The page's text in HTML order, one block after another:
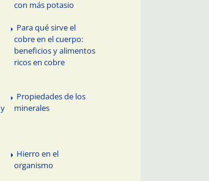
con más potasio
Para qué sirve el
cobre en el cuerpo:
beneficios y alimentos
ricos en cobre
Propiedades de los
minerales
Hierro en el
organismo